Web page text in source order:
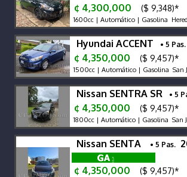
¢ 4,300,000
($ 9,348)*
1600cc | Automático | Gasolina
Hyundai ACCENT • 5 Pas.
¢ 4,350,000
($ 9,457)*
1500cc | Automático | Gasolina San
Nissan SENTRA SR • 5
¢ 4,350,000
($ 9,457)*
1800cc | Automático | Gasolina San
Nissan SENTA • 5 Pas.
¢ 4,350,000 ($ 9,457)*